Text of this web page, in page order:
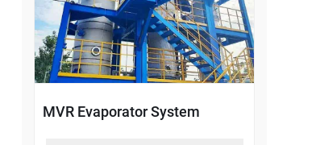
MVR Evaporator System